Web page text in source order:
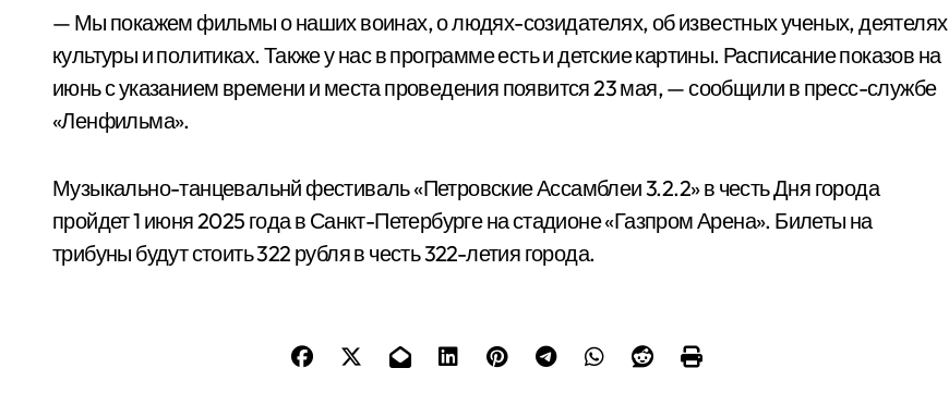
— Мы покажем фильмы о наших воинах, о людях-созидателях, об известных ученых, деятелях
культуры и политиках. Также у нас в программе есть и детские картины. Расписание показов на
июнь с указанием времени и места проведения появится 23 мая, — сообщили в пресс-службе
«Ленфильма».
Музыкально-танцевальнй фестиваль «Петровские Ассамблеи 3.2.2» в честь Дня города
пройдет 1 июня 2025 года в Санкт-Петербурге на стадионе «Газпром Арена». Билеты на
трибуны будут стоить 322 рубля в честь 322-летия города.